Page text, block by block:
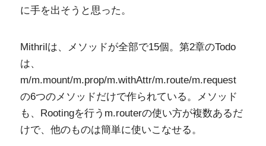
に手を出そうと思った。
Mithrilは、メソッドが全部で15個。第2章のTodo
は、
m/m.mount/m.prop/m.withAttr/m.route/m.request
の6つのメソッドだけで作られている。メソッド
も、Rootingを行うm.routerの使い方が複数あるだ
けで、他のものは簡単に使いこなせる。